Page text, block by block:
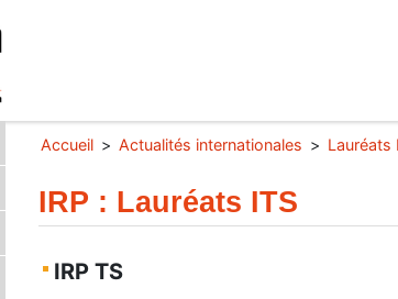
Accueil Actualités internationales Lauréats
IRP : Lauréats ITS
IRP TS